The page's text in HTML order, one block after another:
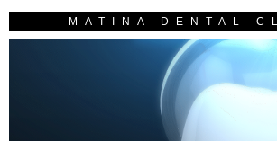
MATINA DENTAL